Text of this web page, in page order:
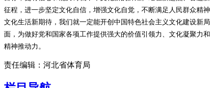
征程，进一步坚定文化自信，增强文化自觉，不断满足人民群众精神
文化生活新期待，我们就一定能开创中国特色社会主义文化建设新局
面，为做好党和国家各项工作提供强大的价值引领力、文化凝聚力和
精神推动力。
责任编辑：河北省体育局